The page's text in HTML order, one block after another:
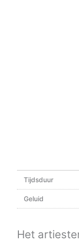
Tijdsduur
Geluid
Het